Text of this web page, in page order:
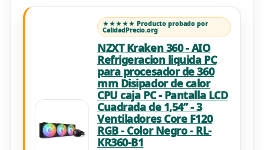
★★★★★ Producto probado por
CalidadPrecio.org
NZXT Kraken 360 - AIO
Refrigeracion liquida PC
para procesador de 360
mm Disipador de calor
CPU caja PC - Pantalla LCD
Cuadrada de 1,54” - 3
Ventiladores Core F120
RGB - Color Negro - RL-
KR360-B1